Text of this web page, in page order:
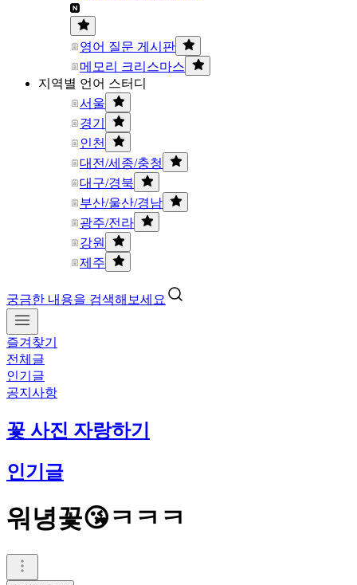
영어 질문 게시판
메모리 크리스마스
지역별 언어 스터디
서울
경기
인천
대전/세종/충청
대구/경북
부산/울산/경남
광주/전라
강원
제주
궁금한 내용을 검색해보세요
즐겨찾기
전체글
인기글
공지사항
꽃 사진 자랑하기
인기글
워녕꽃😘ㅋㅋㅋ